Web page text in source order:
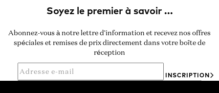
Abonnez-vous à notre lettre d'information et recevez nos offres
spéciales et remises de prix directement dans votre boîte de
réception
INSCRIPTION